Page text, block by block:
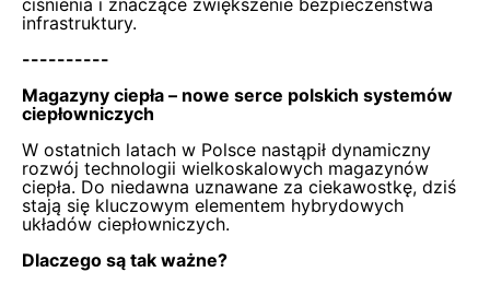
ciśnienia i znaczące zwiększenie bezpieczeństwa
infrastruktury.
----------
Magazyny ciepła – nowe serce polskich systemów
ciepłowniczych
W ostatnich latach w Polsce nastąpił dynamiczny
rozwój technologii wielkoskalowych magazynów
ciepła. Do niedawna uznawane za ciekawostkę, dziś
stają się kluczowym elementem hybrydowych
układów ciepłowniczych.
Dlaczego są tak ważne?